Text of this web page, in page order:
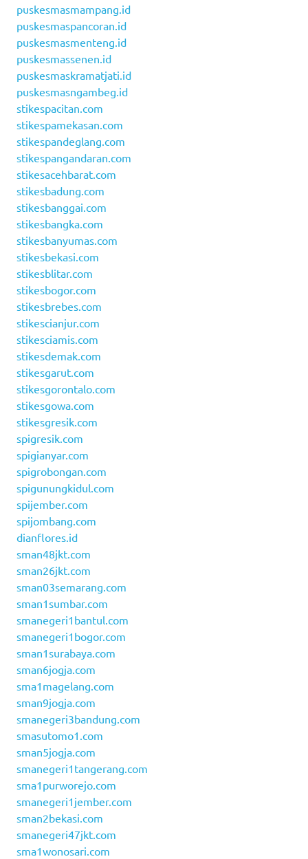
puskesmasmampang.id
puskesmaspancoran.id
puskesmasmenteng.id
puskesmassenen.id
puskesmaskramatjati.id
puskesmasngambeg.id
stikespacitan.com
stikespamekasan.com
stikespandeglang.com
stikespangandaran.com
stikesacehbarat.com
stikesbadung.com
stikesbanggai.com
stikesbangka.com
stikesbanyumas.com
stikesbekasi.com
stikesblitar.com
stikesbogor.com
stikesbrebes.com
stikescianjur.com
stikesciamis.com
stikesdemak.com
stikesgarut.com
stikesgorontalo.com
stikesgowa.com
stikesgresik.com
spigresik.com
spigianyar.com
spigrobongan.com
spigunungkidul.com
spijember.com
spijombang.com
dianflores.id
sman48jkt.com
sman26jkt.com
sman03semarang.com
sman1sumbar.com
smanegeri1bantul.com
smanegeri1bogor.com
sman1surabaya.com
sman6jogja.com
sma1magelang.com
sman9jogja.com
smanegeri3bandung.com
smasutomo1.com
sman5jogja.com
smanegeri1tangerang.com
sma1purworejo.com
smanegeri1jember.com
sman2bekasi.com
smanegeri47jkt.com
sma1wonosari.com